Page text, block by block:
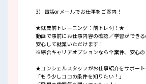
3）電話orメールでお仕事をご案内！
★就業前トレーニング：前トレ付！★
動画で事前にお仕事内容の確認／学習ができ
安心して就業いただけます！
※綜合キャリアオプションなら全案件、安心
★コンシェルスタッフがお仕事紹介をサポー
「もう少しココの条件を知りたい！」